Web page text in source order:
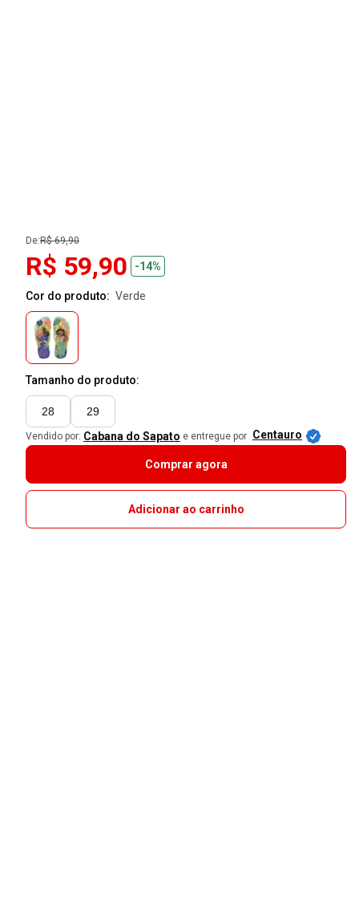
De:R$ 69,90
R$ 59,90 -14%
Cor do produto: verde
Tamanho do produto:
28 29
Vendido por: Cabana do Sapato e entregue por Centauro
Comprar agora
Adicionar ao carrinho